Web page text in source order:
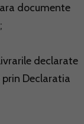
documente
declarate
Declaratia